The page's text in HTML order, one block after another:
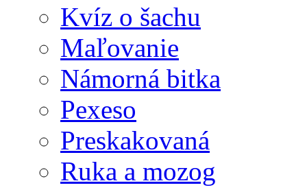
Kvíz o šachu
Maľovanie
Námorná bitka
Pexeso
Preskakovaná
Ruka a mozog